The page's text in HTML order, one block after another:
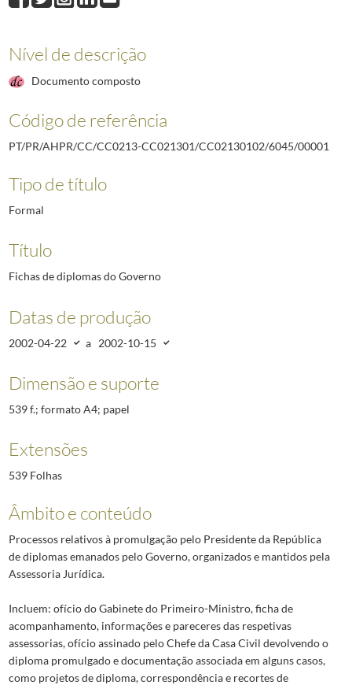
Nível de descrição
Documento composto
Código de referência
PT/PR/AHPR/CC/CC0213-CC021301/CC02130102/6045/00001
Tipo de título
Formal
Título
Fichas de diplomas do Governo
Datas de produção
2002-04-22 a 2002-10-15
Dimensão e suporte
539 f.; formato A4; papel
Extensões
539 Folhas
Âmbito e conteúdo
Processos relativos à promulgação pelo Presidente da República
de diplomas emanados pelo Governo, organizados e mantidos pela
Assessoria Jurídica.
Incluem: ofício do Gabinete do Primeiro-Ministro, ficha de
acompanhamento, informações e pareceres das respetivas
assessorias, ofício assinado pelo Chefe da Casa Civil devolvendo o
diploma promulgado e documentação associada em alguns casos,
como projetos de diploma, correspondência e recortes de